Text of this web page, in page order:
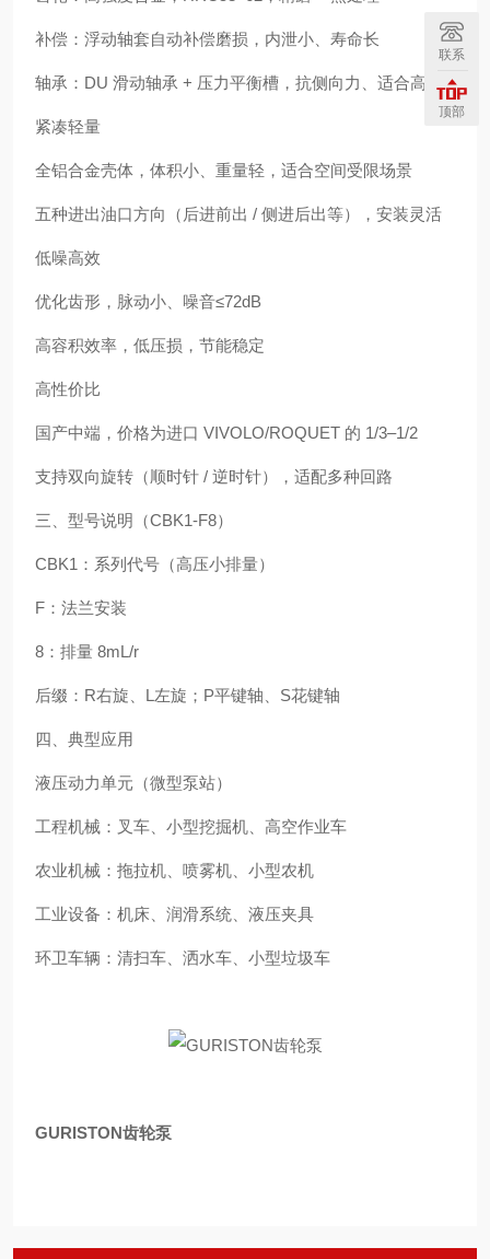
补偿：浮动轴套自动补偿磨损，内泄小、寿命长
轴承：DU 滑动轴承 + 压力平衡槽，抗侧向力、适合高速
紧凑轻量
全铝合金壳体，体积小、重量轻，适合空间受限场景
五种进出油口方向（后进前出 / 侧进后出等），安装灵活
低噪高效
优化齿形，脉动小、噪音≤72dB
高容积效率，低压损，节能稳定
高性价比
国产中端，价格为进口 VIVOLO/ROQUET 的 1/3–1/2
支持双向旋转（顺时针 / 逆时针），适配多种回路
三、型号说明（CBK1-F8）
CBK1：系列代号（高压小排量）
F：法兰安装
8：排量 8mL/r
后缀：R右旋、L左旋；P平键轴、S花键轴
四、典型应用
液压动力单元（微型泵站）
工程机械：叉车、小型挖掘机、高空作业车
农业机械：拖拉机、喷雾机、小型农机
工业设备：机床、润滑系统、液压夹具
环卫车辆：清扫车、洒水车、小型垃圾车
GURISTON齿轮泵
联系
顶部